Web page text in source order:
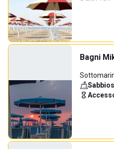
Bagni